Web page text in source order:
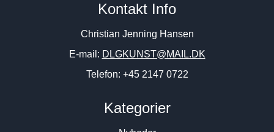
“komposition” 2025. 30x80cm.
1987. 114x162cm.
Kontakt Info
Christian Jenning Hansen
E-mail: DLGKUNST@MAIL.DK
Telefon: +45 2147 0722
Kategorier